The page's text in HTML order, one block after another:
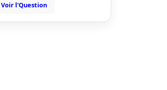
Voir l'Question